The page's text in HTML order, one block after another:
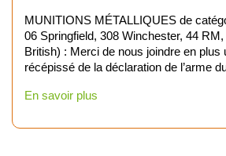
MUNITIONS MÉTALLIQUES de
06 Springfield, 308 Winchester, 44
British) : Merci de nous joindre en plus
récépissé de la déclaration de l’arme
En savoir plus